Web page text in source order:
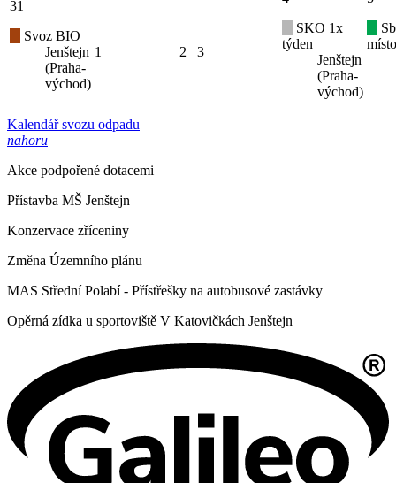
31
Svoz BIO
Jenštejn
(Praha-
východ)
1 2 3
SKO 1x
týden
Jenštejn
(Praha-
východ)
Kalendář svozu odpadu
nahoru
Akce podpořené dotacemi
Přístavba MŠ Jenštejn
Konzervace zříceniny
Změna Územního plánu
MAS Střední Polabí - Přístřešky na autobusové zastávky
Opěrná zídka u sportoviště V Katovičkách Jenštejn